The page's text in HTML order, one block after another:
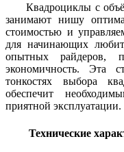
Квадроциклы с
занимают нишу
стоимостью и
для начинающих
опытных райдеров,
экономичность. Эта
тонкостях выбора
обеспечит
приятной эксплуатации.
Технические